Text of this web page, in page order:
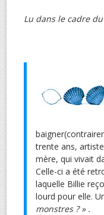
Lu dans le cadre
trente ans,
mère, qui vivait
Celle-ci a été
laquelle Billie
lourd pour elle.
monstres ? » .